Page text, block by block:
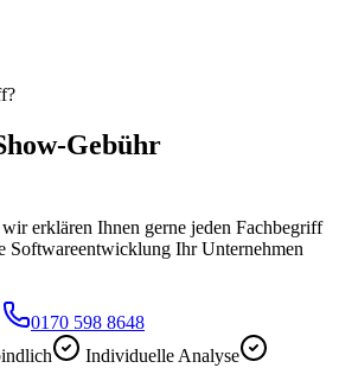
Gebühr
erklären Ihnen gerne jeden Fachbegriff
Softwareentwicklung Ihr Unternehmen
0170 598 8648
Individuelle Analyse